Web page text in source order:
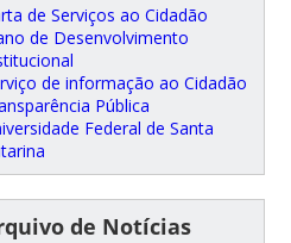
de Serviços ao Cidadão
de Desenvolvimento
de informação ao Cidadão
Pública
Federal de Santa
de Notícias